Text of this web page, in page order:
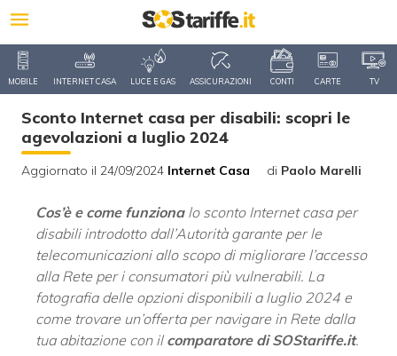
MOBILE INTERNET CASA LUCE E GAS ASSICURAZIONI CONTI CARTE TV
Sconto Internet casa per disabili: scopri le
agevolazioni a luglio 2024
Aggiornato il 24/09/2024 Internet Casa di Paolo Marelli
Cos’è e come funzionalo sconto Internet casa per
disabili introdotto dall’Autorità garante per le
telecomunicazioni allo scopo di migliorare l’accesso
alla Rete per i consumatori più vulnerabili. La
fotografia delle opzioni disponibili a luglio 2024 e
come trovare un’offerta per navigare in Rete dalla
tua abitazione con il comparatore di SOStariffe.it.